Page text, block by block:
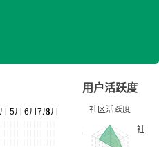
用户活跃度